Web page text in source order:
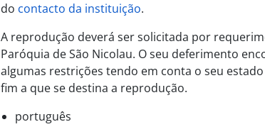
do contacto da instituição.
A reprodução deverá ser solicitada por
Paróquia de São Nicolau. O seu deferimento
algumas restrições tendo em conta o seu
fim a que se destina a reprodução.
português